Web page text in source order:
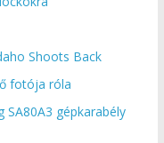
Shoots Back
fotója róla
SA80A3 gépkarabély